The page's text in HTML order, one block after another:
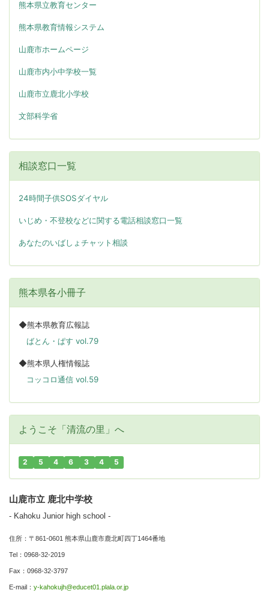
熊本県立教育センター
熊本県教育情報システム
山鹿市ホームページ
山鹿市内小中学校一覧
山鹿市立鹿北小学校
文部科学省
相談窓口一覧
24時間子供SOSダイヤル
いじめ・不登校などに関する電話相談窓口一覧
あなたのいばしょチャット相談
熊本県各小冊子
◆熊本県教育広報誌
ばとん・ぱす vol.79
◆熊本県人権情報誌
コッコロ通信 vol.59
ようこそ「清流の里」へ
2 5 4 6 3 4 5
山鹿市立 鹿北中学校
- Kahoku Junior high school -
住所：〒861-0601 熊本県山鹿市鹿北町四丁1464番地
Tel：0968-32-2019
Fax：0968-32-3797
E-mail： y-kahokujh@educet01.plala.or.jp